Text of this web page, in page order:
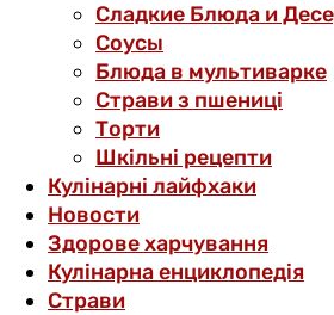
Сладкие Блюда и
Соусы
Блюда в мультиварке
Страви з пшениці
Торти
Шкільні рецепти
Кулінарні лайфхаки
Новости
Здорове харчування
Кулінарна енциклопедія
Страви